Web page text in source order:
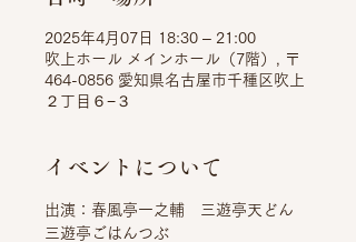
2025年4月07日 18:30 – 21:00
吹上ホール メインホール（7階）, 〒
464-0856 愛知県名古屋市千種区吹上
２丁目６−３
イベントについて
出演：春風亭一之輔　三遊亭天どん
三遊亭ごはんつぶ